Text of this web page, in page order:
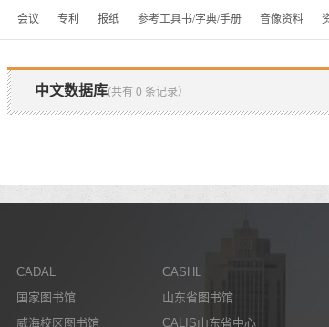
会议 专利 报纸 参考工具书/字典/手册 音像资料
中文数据库(共有 0 条记录）
CADAL
CASHL
国家图书馆
山东省图书馆
威海校区图书馆 CALIS山东省中心